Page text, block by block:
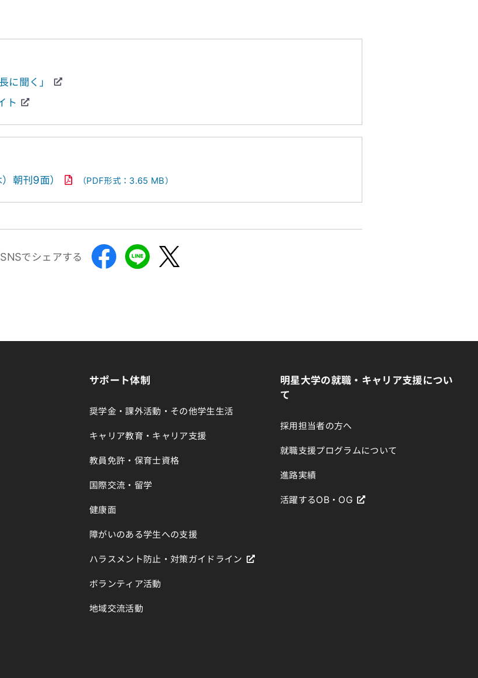
に聞く」
ト
朝刊9面） （PDF形式：3.65 MB）
SNSでシェアする
サポート体制
奨学金・課外活動・その他学生生活
キャリア教育・キャリア支援
教員免許・保育士資格
国際交流・留学
健康面
障がいのある学生への支援
ハラスメント防止・対策ガイドライン
ボランティア活動
地域交流活動
明星大学の就職・キャリア支援につい
て
採用担当者の方へ
就職支援プログラムについて
進路実績
活躍するOB・OG